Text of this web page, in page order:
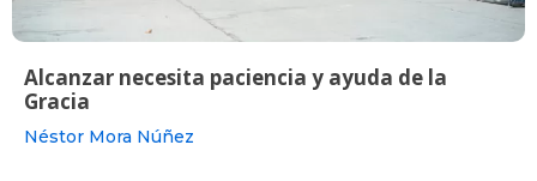
Alcanzar necesita paciencia y ayuda de la
Gracia
Néstor Mora Núñez